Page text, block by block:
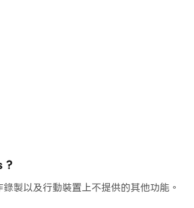
遊戲風格！
?
製以及行動裝置上不提供的其他功能。